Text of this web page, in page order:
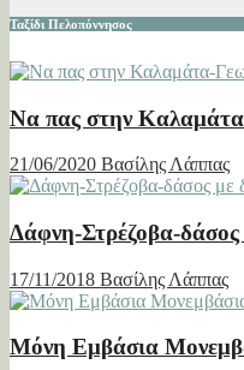
Ταξίδι Πελοπόννησος
Να πας στην
21/06/2020 Βασίλης Λάππας
Δάφνη-Στρέζοβα-δάσος
17/11/2018 Βασίλης Λάππας
Μόνη Εμβάσια